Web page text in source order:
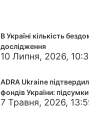
В Україні кількість
дослідження
10 Липня, 2026,
ADRA Ukraine
фондів України:
7 Травня, 2026,